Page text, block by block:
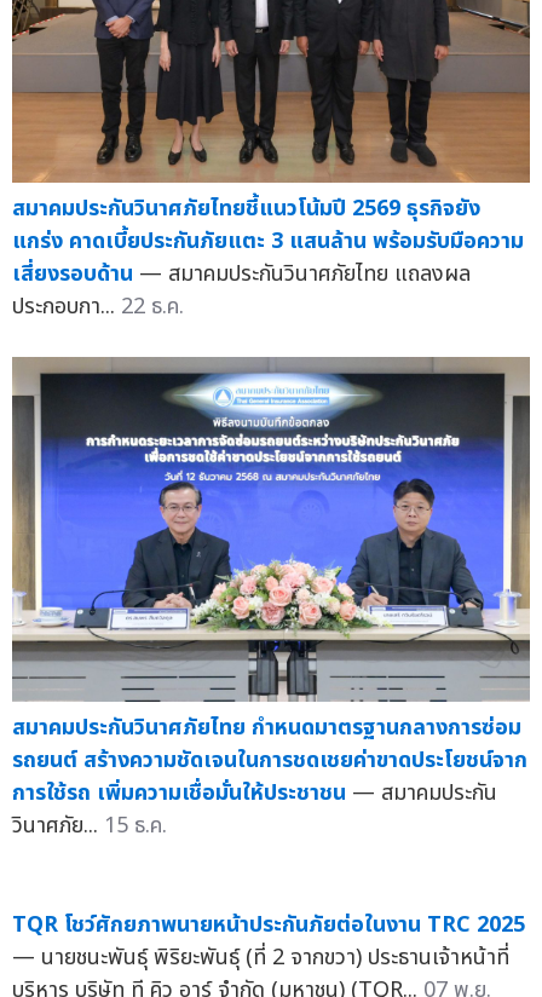
สมาคมประกันวินาศภัยไทยชี้แนวโน้มปี 2569 ธุรกิจยัง
แกร่ง คาดเบี้ยประกันภัยแตะ 3 แสนล้าน พร้อมรับมือความ
เสี่ยงรอบด้าน — สมาคมประกันวินาศภัยไทย แถลงผล
ประกอบกา... 22 ธ.ค.
สมาคมประกันวินาศภัยไทย กำหนดมาตรฐานกลางการซ่อม
รถยนต์ สร้างความชัดเจนในการชดเชยค่าขาดประโยชน์จาก
การใช้รถ เพิ่มความเชื่อมั่นให้ประชาชน — สมาคมประกัน
วินาศภัย... 15 ธ.ค.
TQR โชว์ศักยภาพนายหน้าประกันภัยต่อในงาน TRC 2025
— นายชนะพันธุ์ พิริยะพันธุ์ (ที่ 2 จากขวา) ประธานเจ้าหน้าที่